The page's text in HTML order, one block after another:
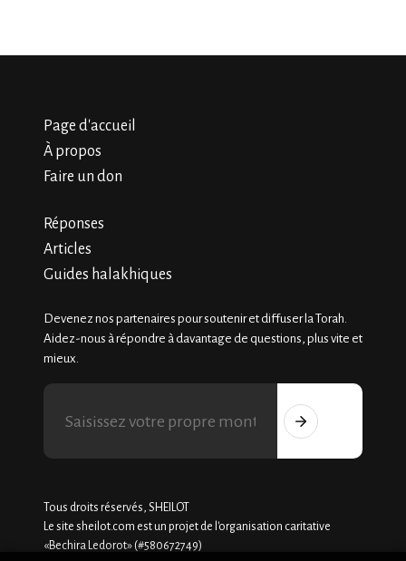
Page d'accueil
À propos
Faire un don
Réponses
Articles
Guides halakhiques
Devenez nos partenaires pour soutenir et diffuser la Torah.
Aidez-nous à répondre à davantage de questions, plus vite et
mieux.
Tous droits réservés, SHEILOT
Le site sheilot.com est un projet de l'organisation caritative
«Bechira Ledorot» (#580672749)